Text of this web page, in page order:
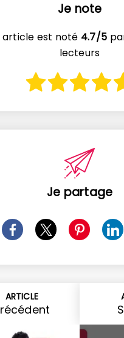
Je note
article est noté 4.7/5
lecteurs
Je partage
ARTICLE